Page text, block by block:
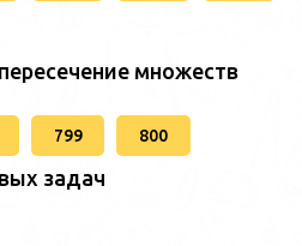
множеств
799 800
задач